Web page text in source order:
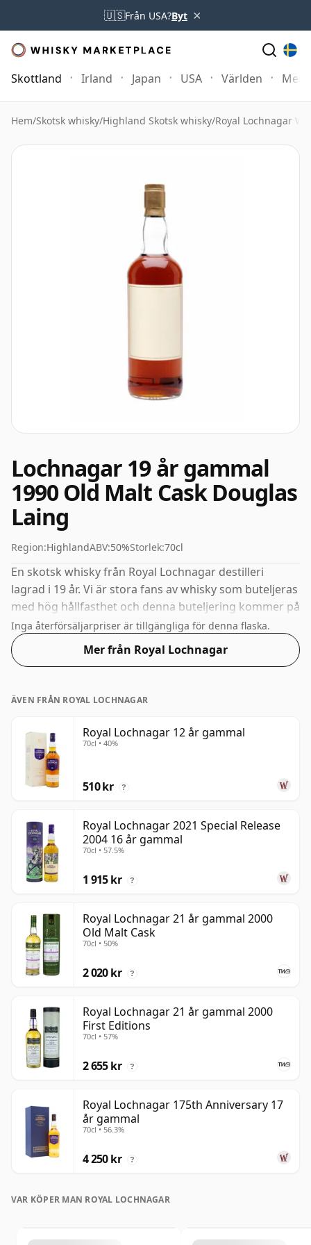
🇺🇸Från USA?Byt ×
Skottland Irland Japan USA Världen Mer
Hem/Skotsk whisky/Highland Skotsk whisky/Royal Lochnagar
Lochnagar 19 år gammal
1990 Old Malt Cask Douglas
Laing
Region:HighlandABV:50%Storlek:70cl
En skotsk whisky från Royal Lochnagar destilleri
lagrad i 19 år. Vi är stora fans av whisky som buteljeras
med hög hållfasthet och denna buteljering kommer på
50 %.
Inga återförsäljarpriser är tillgängliga för denna flaska.
Mer från Royal Lochnagar
ÄVEN FRÅN ROYAL LOCHNAGAR
Royal Lochnagar 12 år gammal
70cl • 40%
510 kr ?
Royal Lochnagar 2021 Special Release
2004 16 år gammal
70cl • 57.5%
1 915 kr ?
Royal Lochnagar 21 år gammal 2000
Old Malt Cask
70cl • 50%
2 020 kr ?
Royal Lochnagar 21 år gammal 2000
First Editions
70cl • 57%
2 655 kr ?
Royal Lochnagar 175th Anniversary 17
år gammal
70cl • 56.3%
4 250 kr ?
VAR KÖPER MAN ROYAL LOCHNAGAR